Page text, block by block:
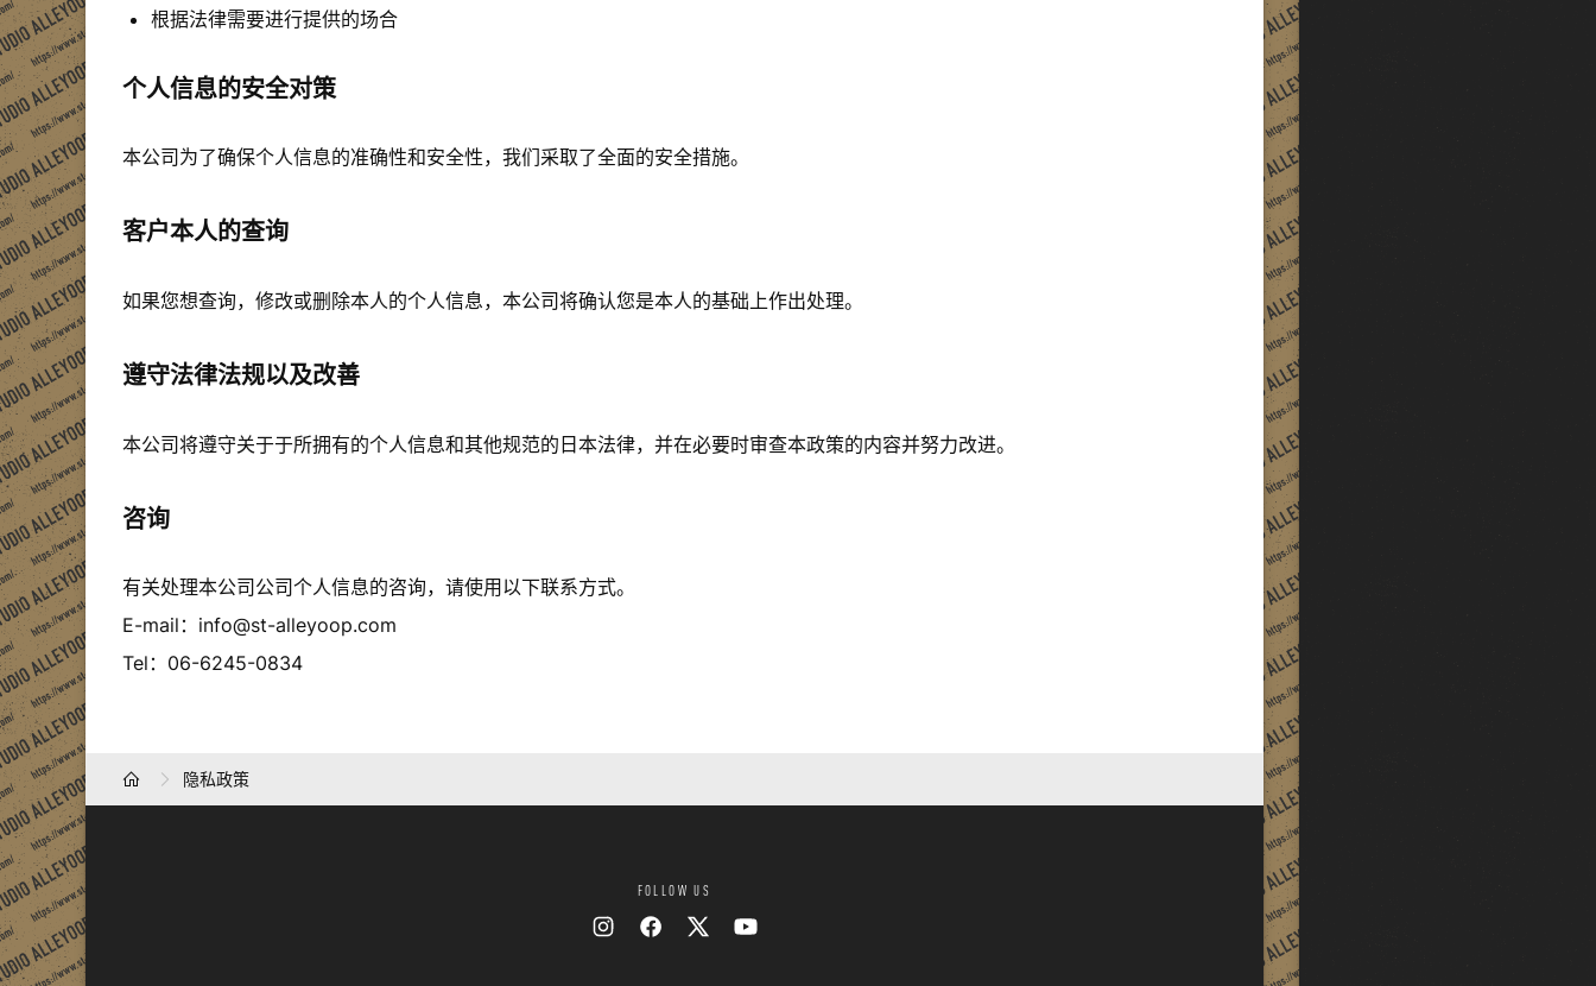
根据法律需要进行提供的场合
个人信息的安全对策
本公司为了确保个人信息的准确性和安全性，我们采取了全面的安全措施。
客户本人的查询
如果您想查询，修改或删除本人的个人信息，本公司将确认您是本人的基础上作出处理。
遵守法律法规以及改善
本公司将遵守关于于所拥有的个人信息和其他规范的日本法律，并在必要时审查本政策的内容并努力改进。
咨询
有关处理本公司公司个人信息的咨询，请使用以下联系方式。
E-mail：info@st-alleyoop.com
Tel：06-6245-0834
隐私政策
FOLLOW US